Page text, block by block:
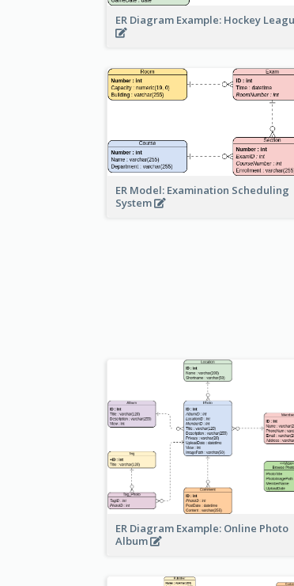
ER Diagram Example: Hockey
ER Model: Examination Scheduling
System
ER Diagram Example: Online Photo
Album